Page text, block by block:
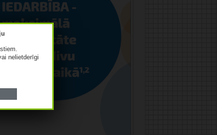
nelietderīgi